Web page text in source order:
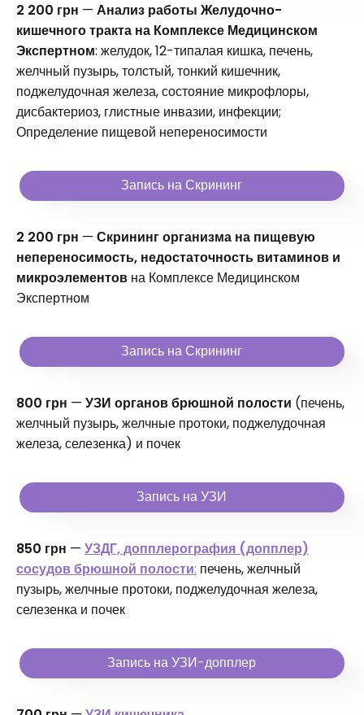
2 200 грн — Анализ работы Желудочно-
кишечного тракта на Комплексе Медицинском
Экспертном: желудок, 12-типалая кишка, печень,
желчный пузырь, толстый, тонкий кишечник,
поджелудочная железа, состояние микрофлоры,
дисбактериоз, глистные инвазии, инфекции;
Определение пищевой непереносимости
Запись на Скрининг
2 200 грн — Скрининг организма на пищевую
непереносимость, недостаточность витаминов и
микроэлементов на Комплексе Медицинском
Экспертном
Запись на Скрининг
800 грн — УЗИ органов брюшной полости (печень,
желчный пузырь, желчные протоки, поджелудочная
железа, селезенка) и почек
Запись на УЗИ
850 грн — УЗДГ, допплерография (допплер)
сосудов брюшной полости: печень, желчный
пузырь, желчные протоки, поджелудочная железа,
селезенка и почек
Запись на УЗИ-допплер